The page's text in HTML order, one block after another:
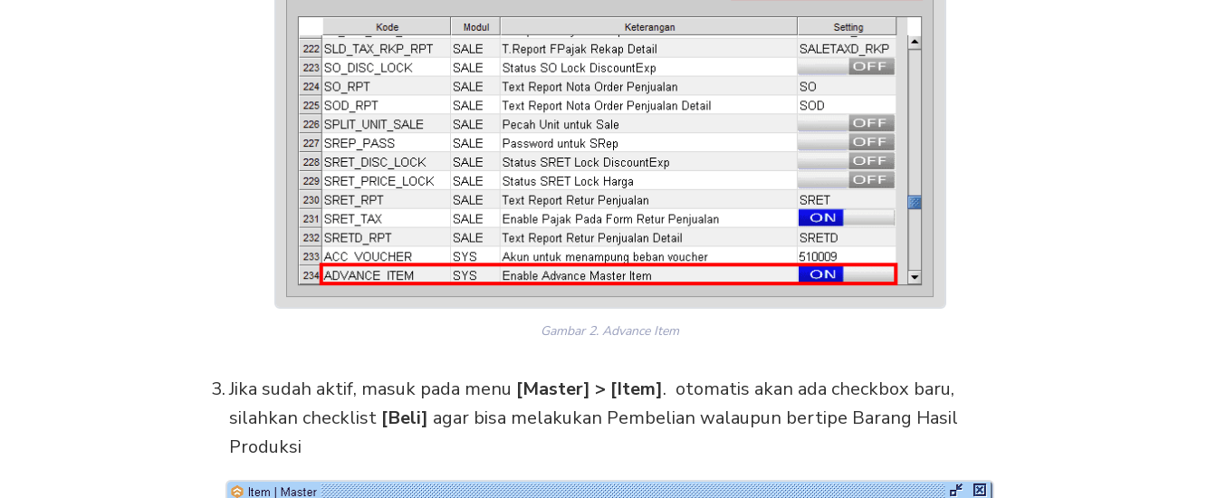
Gambar 2. Advance Item
Jika sudah aktif, masuk pada menu [Master] > [Item]. otomatis akan ada checkbox baru,
silahkan checklist [Beli] agar bisa melakukan Pembelian walaupun bertipe Barang Hasil
Produksi